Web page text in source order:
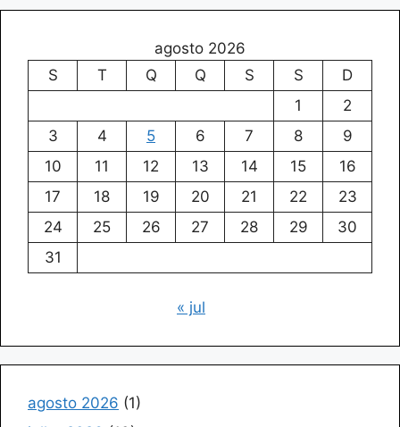
agosto 2026
S
T Q Q S S
D
1
2
3
4 5 6 7 8
9
10
11 12 13 14 15
16
17
18 19 20 21 22
23
24
25 26 27 28 29
30
31
« jul
agosto 2026 (1)